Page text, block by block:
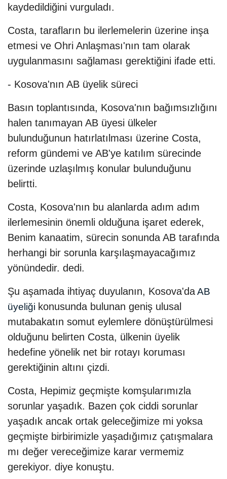
kaydedildiğini vurguladı.
Costa, tarafların bu ilerlemelerin üzerine inşa
etmesi ve Ohri Anlaşması'nın tam olarak
uygulanmasını sağlaması gerektiğini ifade etti.
- Kosova'nın AB üyelik süreci
Basın toplantısında, Kosova'nın bağımsızlığını
halen tanımayan AB üyesi ülkeler
bulunduğunun hatırlatılması üzerine Costa,
reform gündemi ve AB'ye katılım sürecinde
üzerinde uzlaşılmış konular bulunduğunu
belirtti.
Costa, Kosova'nın bu alanlarda adım adım
ilerlemesinin önemli olduğuna işaret ederek,
Benim kanaatim, sürecin sonunda AB tarafında
herhangi bir sorunla karşılaşmayacağımız
yönündedir. dedi.
Şu aşamada ihtiyaç duyulanın, Kosova'daAB
üyeliği konusunda bulunan geniş ulusal
mutabakatın somut eylemlere dönüştürülmesi
olduğunu belirten Costa, ülkenin üyelik
hedefine yönelik net bir rotayı koruması
gerektiğinin altını çizdi.
Costa, Hepimiz geçmişte komşularımızla
sorunlar yaşadık. Bazen çok ciddi sorunlar
yaşadık ancak ortak geleceğimize mi yoksa
geçmişte birbirimizle yaşadığımız çatışmalara
mı değer vereceğimize karar vermemiz
gerekiyor. diye konuştu.